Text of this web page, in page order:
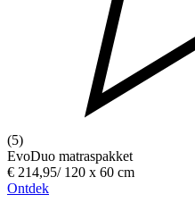
(5)
EvoDuo matraspakket
€ 214,95/ 120 x 60 cm
Ontdek